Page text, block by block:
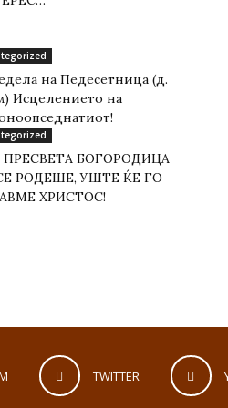
на Педесетница (д.
Исцелението на
ПРЕСВЕТА БОГОРОДИЦА
РОДЕШЕ, УШТЕ ЌЕ ГО
ХРИСТОС!
TWITTER